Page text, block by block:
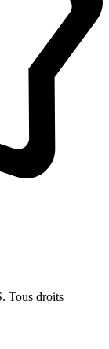
Tous droits